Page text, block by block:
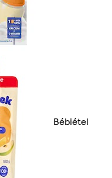
Bébiétel